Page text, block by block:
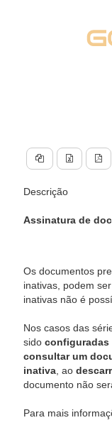
Descrição
Assinatura de
Os documentos
inativas, podem
inativas não é
Nos casos das
sido configuradas
consultar um
inativa , ao
documento não
Para mais